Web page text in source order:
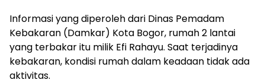
Informasi yang diperoleh dari Dinas Pemadam
Kebakaran (Damkar) Kota Bogor, rumah 2 lantai
yang terbakar itu milik Efi Rahayu. Saat terjadinya
kebakaran, kondisi rumah dalam keadaan tidak ada
aktivitas.